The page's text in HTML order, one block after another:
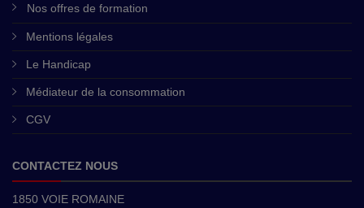
Nos offres de formation
Mentions légales
Le Handicap
Médiateur de la consommation
CGV
CONTACTEZ NOUS
1850 VOIE ROMAINE